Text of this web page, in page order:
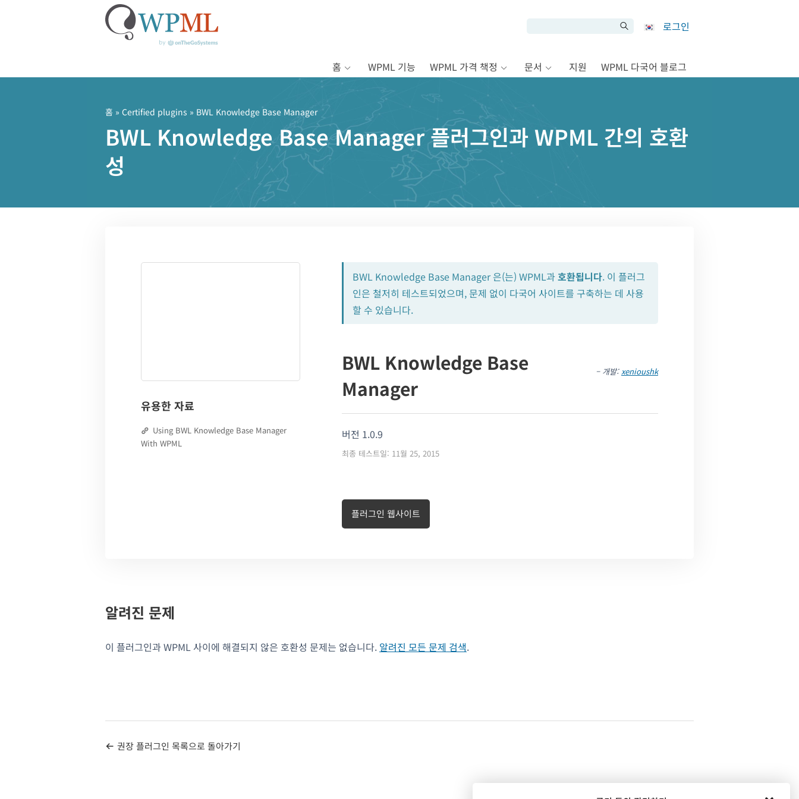
로그인
홈 WPML 기능 WPML 가격 책정 문서 지원 WPML 다국어 블로그
홈 » Certified plugins » BWL Knowledge Base Manager
BWL Knowledge Base Manager 플러그인과 WPML 간의 호환
성
유용한 자료
Using BWL Knowledge Base Manager
With WPML
BWL Knowledge Base Manager 은(는) WPML과호환됩니다. 이 플러그
인은 철저히 테스트되었으며, 문제 없이 다국어 사이트를 구축하는 데 사용
할 수 있습니다.
BWL Knowledge Base
Manager
– 개발:xenioushk
버전 1.0.9
최종 테스트일: 11월 25, 2015
플러그인 웹사이트
알려진 문제
이 플러그인과 WPML 사이에 해결되지 않은 호환성 문제는 없습니다. 알려진 모든 문제 검색.
권장 플러그인 목록으로 돌아가기